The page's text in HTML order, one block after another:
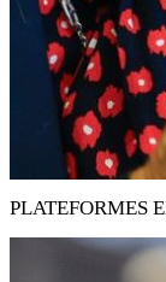
PLATEFORMES